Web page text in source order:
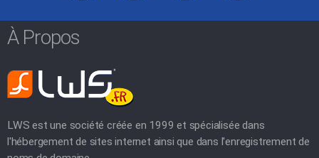
À Propos
LWS est une société créée en 1999 et spécialisée dans
l'hébergement de sites internet ainsi que dans l'enregistrement de